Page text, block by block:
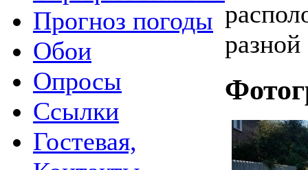
Прогноз погоды
Обои
Опросы
Ссылки
Гостевая,